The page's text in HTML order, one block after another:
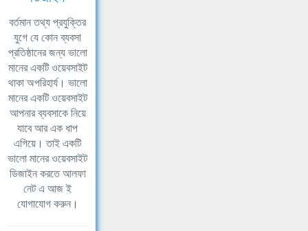
বর্তমান তথ্য প্রযুক্তির
যুগে যে কোন ব্যবসা
প্রতিষ্ঠানের জন্য ভালো
মানের একটি ওয়েবসাইট
থাকা অপরিহার্য। ভালো
মানের একটি ওয়েবসাইট
আপনার ব্যবসাকে নিয়ে
যাবে আর এক ধাপ
এগিয়ে। তাই একটি
ভালো মানের ওয়েবসাইট
ডিজাইন করতে আলফা
নেট এ আজ ই
যোগাযোগ করুন।